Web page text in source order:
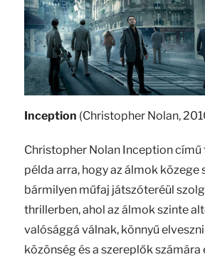
Inception (Christopher Nolan,
Christopher Nolan Inception című
példa arra, hogy az álmok közege
bármilyen műfaj játszóteréül
thrillerben, ahol az álmok szinte
valósággá válnak, könnyű
közönség és a szereplők számára